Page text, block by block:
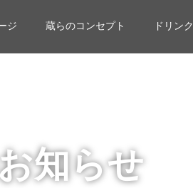
ジ 蔵らのコンセプト ドリンク
知らせ